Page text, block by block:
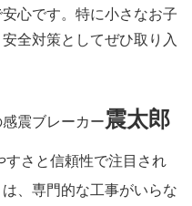
心です。特に小さなお子
全対策としてぜひ取り入
震ブレーカー震太郎
すさと信頼性で注目され
、専門的な工事がいらな